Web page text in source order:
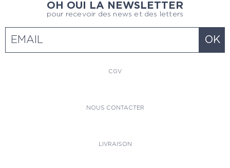
OH OUI LA NEWSLETTER
pour recevoir des news et des letters
CGV
NOUS CONTACTER
LIVRAISON